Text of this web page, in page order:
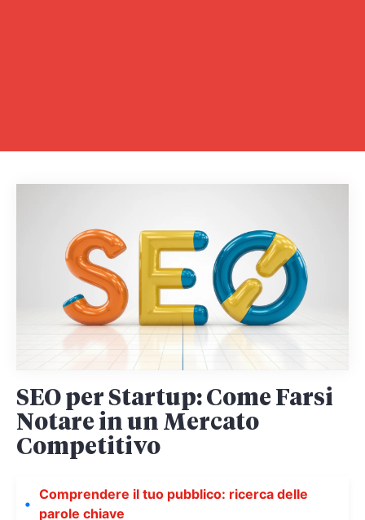
SEO per Startup: Come Farsi
Notare in un Mercato
Competitivo
Comprendere il tuo pubblico: ricerca delle
parole chiave